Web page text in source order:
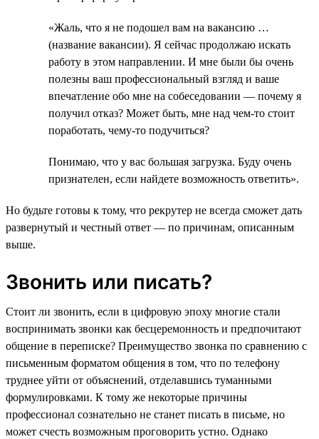
«Жаль, что я не подошел вам на вакансию …
(название вакансии). Я сейчас продолжаю искать
работу в этом направлении. И мне были бы очень
полезны ваш профессиональный взгляд и ваше
впечатление обо мне на собеседовании — почему я
получил отказ? Может быть, мне над чем-то стоит
поработать, чему-то подучиться?
Понимаю, что у вас большая загрузка. Буду очень
признателен, если найдете возможность ответить».
Но будьте готовы к тому, что рекрутер не всегда сможет дать
развернутый и честный ответ — по причинам, описанным
выше.
Звонить или писать?
Стоит ли звонить, если в цифровую эпоху многие стали
воспринимать звонки как бесцеремонность и предпочитают
общение в переписке? Преимущество звонка по сравнению с
письменным форматом общения в том, что по телефону
труднее уйти от объяснений, отделавшись туманными
формулировками. К тому же некоторые причины
профессионал сознательно не станет писать в письме, но
может счесть возможным проговорить устно. Однако